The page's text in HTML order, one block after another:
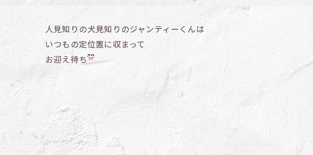
人見知りの犬見知りのジャンティーくんは
いつもの定位置に収まって
お迎え待ち